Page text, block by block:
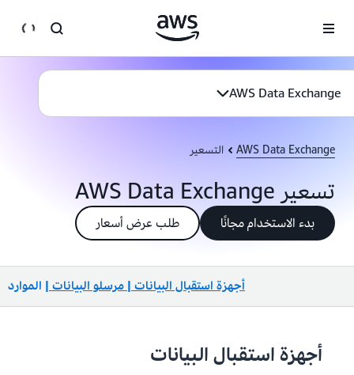
AWS Data Exchange
AWS Data Exchange التسعير
تسعير AWS Data Exchange
بدء الاستخدام مجانًا طلب عرض أسعار
أجهزة استقبال البيانات|مرسلو البيانات| الموارد
أجهزة استقبال البيانات